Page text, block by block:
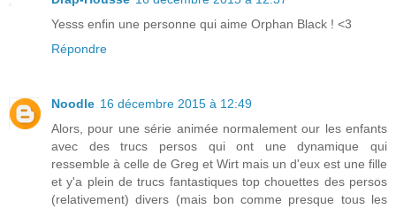
Yesss enfin une personne qui aime Orphan Black ! <3
Répondre
Noodle 16 décembre 2015 à 12:49
Alors, pour une série animée normalement our les enfants
avec des trucs persos qui ont une dynamique qui
ressemble à celle de Greg et Wirt mais un d'eux est une fille
et y'a plein de trucs fantastiques top chouettes des persos
(relativement) divers (mais bon comme presque tous les